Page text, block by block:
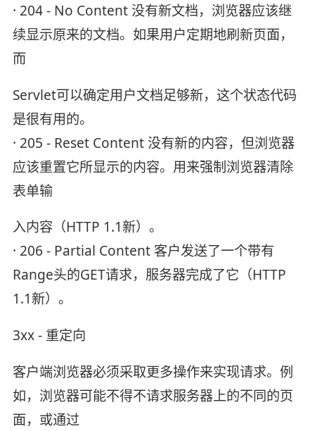
· 204 - No Content 没有新文档，浏览器应该继
续显示原来的文档。如果用户定期地刷新页面，
而
Servlet可以确定用户文档足够新，这个状态代码
是很有用的。
· 205 - Reset Content 没有新的内容，但浏览器
应该重置它所显示的内容。用来强制浏览器清除
表单输
入内容（HTTP 1.1新）。
· 206 - Partial Content 客户发送了一个带有
Range头的GET请求，服务器完成了它（HTTP
1.1新）。
3xx - 重定向
客户端浏览器必须采取更多操作来实现请求。例
如，浏览器可能不得不请求服务器上的不同的页
面，或通过